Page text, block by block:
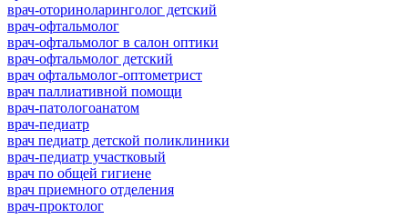
врач-оториноларинголог детский
врач-офтальмолог
врач-офтальмолог в салон оптики
врач-офтальмолог детский
врач офтальмолог-оптометрист
врач паллиативной помощи
врач-патологоанатом
врач-педиатр
врач педиатр детской поликлиники
врач-педиатр участковый
врач по общей гигиене
врач приемного отделения
врач-проктолог